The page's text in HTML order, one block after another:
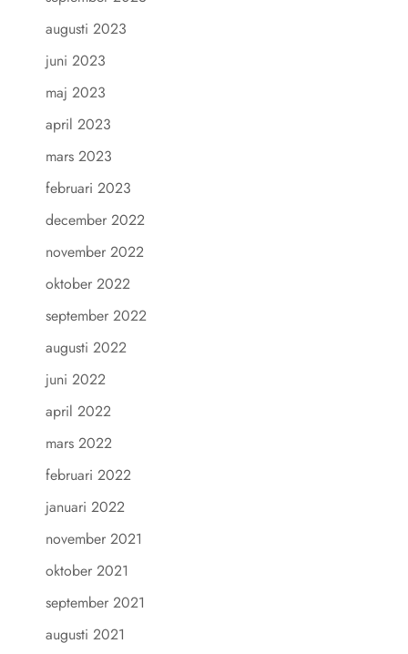
augusti 2023
juni 2023
maj 2023
april 2023
mars 2023
februari 2023
december 2022
november 2022
oktober 2022
september 2022
augusti 2022
juni 2022
april 2022
mars 2022
februari 2022
januari 2022
november 2021
oktober 2021
september 2021
augusti 2021